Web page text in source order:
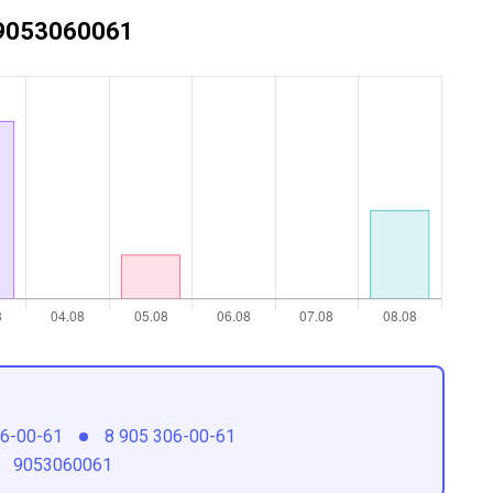
00-61
8 905 306-00-61
9053060061